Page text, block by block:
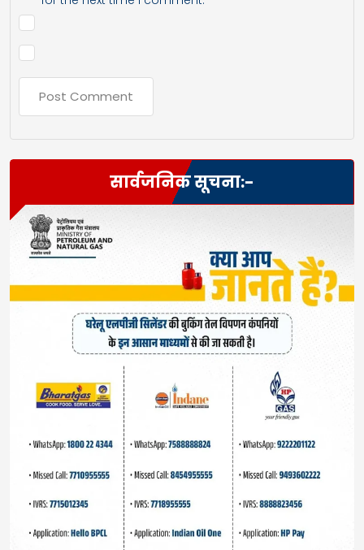
सार्वजनिक सूचना:-